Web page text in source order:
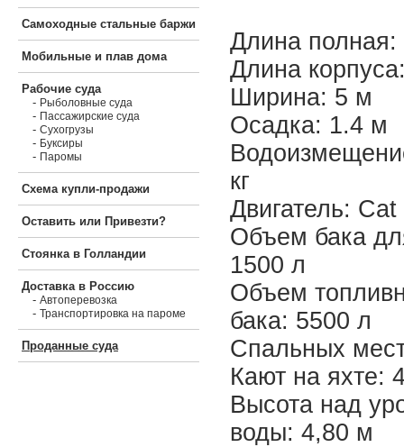
Самоходные стальные баржи
Мобильные и плав дома
Рабочие суда
- Рыболовные суда
- Пассажирские суда
- Сухогрузы
- Буксиры
- Паромы
Схема купли-продажи
Оставить или Привезти?
Стоянка в Голландии
Доставка в Россию
- Автоперевозка
- Транспортировка на пароме
Проданные суда
Длина
Длина
Ширина: 5 м
Осадка: 1.4 м
кг
Двигатель:
Объем бака
1500 л
Объем
бака: 5500 л
Спальных
Кают на яхте:
Высота над
воды: 4,80 м